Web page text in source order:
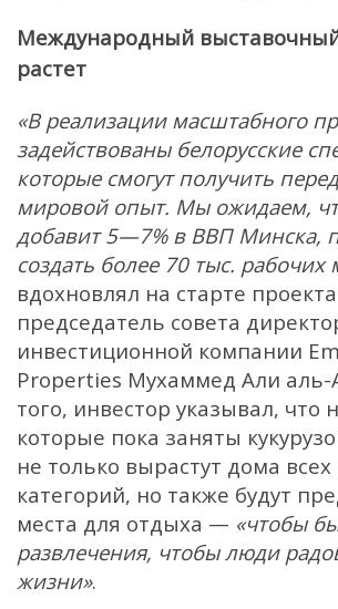
Международный
растет
«В реализации масштабного
задействованы белорусские
которые смогут получить
мировой опыт. Мы ожидаем,
добавит 5—7% в ВВП Минска,
создать более 70 тыс. рабочих
вдохновлял на старте проекта
председатель совета
инвестиционной компании
Properties Мухаммед Али аль-
того, инвестор указывал, что
которые пока заняты
не только вырастут дома
категорий, но также будут
места для отдыха — «чтобы
развлечения, чтобы люди
жизни».